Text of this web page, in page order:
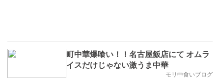
町中華爆喰い！！名古屋飯店にて オムラ
イスだけじゃない激うま中華
モリ中食いブログ